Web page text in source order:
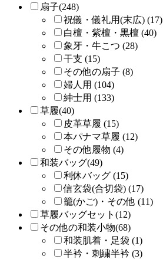
扇子(248)
祝儀・儀礼用(末広) (17)
白檀・紫檀・黒檀 (40)
象牙・牛こつ (28)
干支 (15)
その他の扇子 (8)
婦人用 (104)
紳士用 (133)
草履(40)
皮革草履 (15)
本パナマ草履 (12)
その他履物 (4)
和装バッグ(49)
利休バッグ (15)
信玄袋(合切袋) (17)
籠(かご)・その他 (11)
草履バッグセット(12)
その他の和装小物(68)
和装肌着・足袋 (1)
半衿・刺繍半衿 (3)